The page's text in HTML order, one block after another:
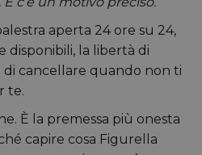
aperta 24 ore su 24,
disponibili, la libertà di
cancellare quando non ti
te.
È la premessa più onesta
capire cosa Figurella